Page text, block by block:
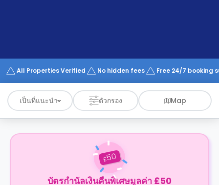
Works
All Properties Verified No hidden fees Free 24/7 booking
เป็นที่แนะนำ ตัวกรอง Map
£50
บัตรกำนัลเงินคืนพิเศษมูลค่า £50